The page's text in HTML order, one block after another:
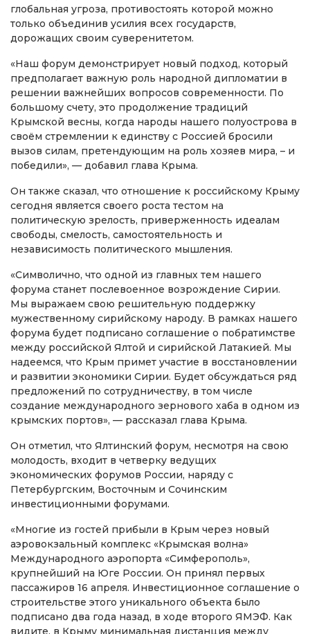
глобальная угроза, противостоять которой можно
только объединив усилия всех государств,
дорожащих своим суверенитетом.
«Наш форум демонстрирует новый подход, который
предполагает важную роль народной дипломатии в
решении важнейших вопросов современности. По
большому счету, это продолжение традиций
Крымской весны, когда народы нашего полуострова в
своём стремлении к единству с Россией бросили
вызов силам, претендующим на роль хозяев мира, – и
победили», — добавил глава Крыма.
Он также сказал, что отношение к российскому Крыму
сегодня является своего роста тестом на
политическую зрелость, приверженность идеалам
свободы, смелость, самостоятельность и
независимость политического мышления.
«Символично, что одной из главных тем нашего
форума станет послевоенное возрождение Сирии.
Мы выражаем свою решительную поддержку
мужественному сирийскому народу. В рамках нашего
форума будет подписано соглашение о побратимстве
между российской Ялтой и сирийской Латакией. Мы
надеемся, что Крым примет участие в восстановлении
и развитии экономики Сирии. Будет обсуждаться ряд
предложений по сотрудничеству, в том числе
создание международного зернового хаба в одном из
крымских портов», — рассказал глава Крыма.
Он отметил, что Ялтинский форум, несмотря на свою
молодость, входит в четверку ведущих
экономических форумов России, наряду с
Петербургским, Восточным и Сочинским
инвестиционными форумами.
«Многие из гостей прибыли в Крым через новый
аэровокзальный комплекс «Крымская волна»
Международного аэропорта «Симферополь»,
крупнейший на Юге России. Он принял первых
пассажиров 16 апреля. Инвестиционное соглашение о
строительстве этого уникального объекта было
подписано два года назад, в ходе второго ЯМЭФ. Как
видите, в Крыму минимальная дистанция между